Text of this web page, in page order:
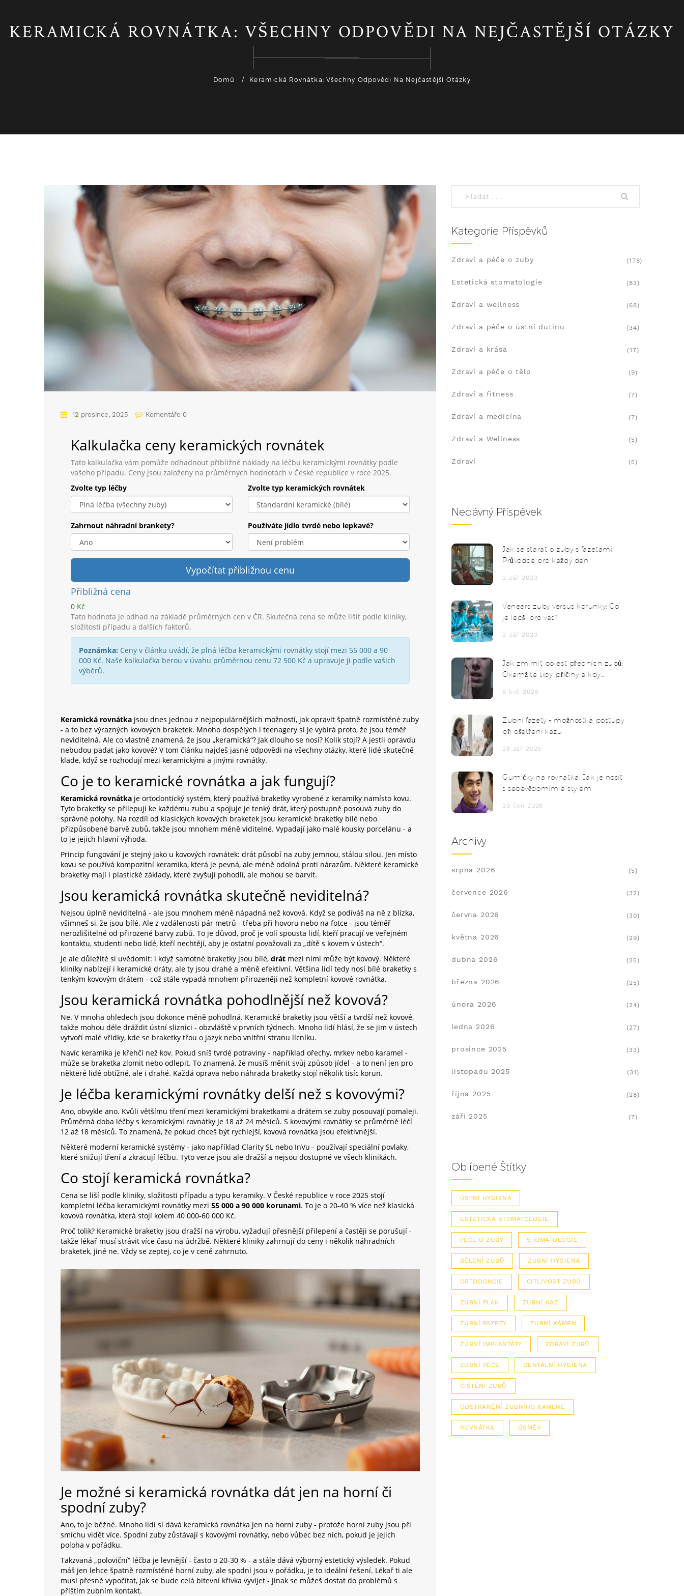
KERAMICKÁ ROVNÁTKA: VŠECHNY ODPOVĚDI NA NEJČASTĚJŠÍ OTÁZKY
Domů Keramická Rovnátka: Všechny Odpovědi Na Nejčastější Otázky
Estetická stomatologie
12 prosince, 2025 Komentáře 0
Kalkulačka ceny keramických rovnátek
Tato kalkulačka vám pomůže odhadnout přibližné náklady na léčbu keramickými rovnátky podle
vašeho případu. Ceny jsou založeny na průměrných hodnotách v České republice v roce 2025.
Zvolte typ léčby
Zvolte typ keramických rovnátek
Zahrnout náhradní brankety? Používáte jídlo tvrdé nebo lepkavé?
Vypočítat přibližnou cenu
Přibližná cena
0 Kč
Tato hodnota je odhad na základě průměrných cen v ČR. Skutečná cena se může lišit podle kliniky,
složitosti případu a dalších faktorů.
Poznámka: Ceny v článku uvádí, že plná léčba keramickými rovnátky stojí mezi 55 000 a 90
000 Kč. Naše kalkulačka berou v úvahu průměrnou cenu 72 500 Kč a upravuje ji podle vašich
výběrů.
Keramická rovnátka jsou dnes jednou z nejpopulárnějších možností, jak opravit špatně rozmístěné zuby
- a to bez výrazných kovových braketek. Mnoho dospělých i teenagery si je vybírá proto, že jsou téměř
neviditelná. Ale co vlastně znamená, že jsou „keramická“? Jak dlouho se nosí? Kolik stojí? A jestli opravdu
nebudou padat jako kovové? V tom článku najdeš jasné odpovědi na všechny otázky, které lidé skutečně
klade, když se rozhodují mezi keramickými a jinými rovnátky.
Co je to keramické rovnátka a jak fungují?
Keramická rovnátka je ortodontický systém, který používá braketky vyrobené z keramiky namísto kovu.
Tyto braketky se přilepují ke každému zubu a spojuje je tenký drát, který postupně posouvá zuby do
správné polohy. Na rozdíl od klasických kovových braketek jsou keramické braketky bílé nebo
přizpůsobené barvě zubů, takže jsou mnohem méně viditelné. Vypadají jako malé kousky porcelánu - a
to je jejich hlavní výhoda.
Princip fungování je stejný jako u kovových rovnátek: drát působí na zuby jemnou, stálou silou. Jen místo
kovu se používá kompozitní keramika, která je pevná, ale méně odolná proti nárazům. Některé keramické
braketky mají i plastické základy, které zvyšují pohodlí, ale mohou se barvit.
Jsou keramická rovnátka skutečně neviditelná?
Nejsou úplně neviditelná - ale jsou mnohem méně nápadná než kovová. Když se podíváš na ně z blízka,
všimneš si, že jsou bílé. Ale z vzdálenosti pár metrů - třeba při hovoru nebo na fotce - jsou téměř
nerozlišitelné od přirozené barvy zubů. To je důvod, proč je volí spousta lidí, kteří pracují ve veřejném
kontaktu, studenti nebo lidé, kteří nechtějí, aby je ostatní považovali za „dítě s kovem v ústech“.
Je ale důležité si uvědomit: i když samotné braketky jsou bílé, drát mezi nimi může být kovový. Některé
kliniky nabízejí i keramické dráty, ale ty jsou drahé a méně efektivní. Většina lidí tedy nosí bílé braketky s
tenkým kovovým drátem - což stále vypadá mnohem přirozeněji než kompletní kovové rovnátka.
Jsou keramická rovnátka pohodlnější než kovová?
Ne. V mnoha ohledech jsou dokonce méně pohodlná. Keramické braketky jsou větší a tvrdší než kovové,
takže mohou déle dráždit ústní sliznici - obzvláště v prvních týdnech. Mnoho lidí hlásí, že se jim v ústech
vytvoří malé vřídky, kde se braketky třou o jazyk nebo vnitřní stranu lícníku.
Navíc keramika je křehčí než kov. Pokud sníš tvrdé potraviny - například ořechy, mrkev nebo karamel -
může se braketka zlomit nebo odlepit. To znamená, že musíš měnit svůj způsob jídel - a to není jen pro
některé lidé obtížné, ale i drahé. Každá oprava nebo náhrada braketky stojí několik tisíc korun.
Je léčba keramickými rovnátky delší než s kovovými?
Ano, obvykle ano. Kvůli většímu tření mezi keramickými braketkami a drátem se zuby posouvají pomaleji.
Průměrná doba léčby s keramickými rovnátky je 18 až 24 měsíců. S kovovými rovnátky se průměrně léčí
12 až 18 měsíců. To znamená, že pokud chceš být rychlejší, kovová rovnátka jsou efektivnější.
Některé moderní keramické systémy - jako například Clarity SL nebo InVu - používají speciální povlaky,
které snižují tření a zkracují léčbu. Tyto verze jsou ale dražší a nejsou dostupné ve všech klinikách.
Co stojí keramická rovnátka?
Cena se liší podle kliniky, složitosti případu a typu keramiky. V České republice v roce 2025 stojí
kompletní léčba keramickými rovnátky mezi 55 000 a 90 000 korunami. To je o 20-40 % více než klasická
kovová rovnátka, která stojí kolem 40 000-60 000 Kč.
Proč tolik? Keramické braketky jsou dražší na výrobu, vyžadují přesnější přilepení a častěji se porušují -
takže lékař musí strávit více času na údržbě. Některé kliniky zahrnují do ceny i několik náhradních
braketek, jiné ne. Vždy se zeptej, co je v ceně zahrnuto.
Je možné si keramická rovnátka dát jen na horní či
spodní zuby?
Ano, to je běžné. Mnoho lidí si dává keramická rovnátka jen na horní zuby - protože horní zuby jsou při
smíchu vidět více. Spodní zuby zůstávají s kovovými rovnátky, nebo vůbec bez nich, pokud je jejich
poloha v pořádku.
Takzvaná „poloviční“ léčba je levnější - často o 20-30 % - a stále dává výborný estetický výsledek. Pokud
máš jen lehce špatně rozmístěné horní zuby, ale spodní jsou v pořádku, je to ideální řešení. Lékař ti ale
musí přesně vypočítat, jak se bude celá bitevní křivka vyvíjet - jinak se můžeš dostat do problémů s
příštím zubním kontakt.
Kategorie Příspěvků
Zdraví a péče o zuby (178)
Estetická stomatologie (83)
Zdraví a wellness (68)
Zdraví a péče o ústní dutinu (34)
Zdraví a krása (17)
Zdraví a péče o tělo (9)
Zdraví a fitness (7)
Zdraví a medicína (7)
Zdraví a Wellness (5)
Zdraví (5)
Nedávný Příspěvek
Jak se starat o zuby s fazetami:
Průvodce pro každý den
2 zář 2023
Veneers zuby versus korunky: Co
je lepší pro vás?
2 zář 2023
Jak zmírnit bolest předních zubů:
Okamžité tipy, příčiny a kdy
6 kvě 2026
Zubní fazety - možnosti a postupy
při ošetření kazu
28 zář 2025
Gumičky na rovnátka: Jak je nosit
s sebevědomím a stylem
20 čen 2026
Archivy
srpna 2026 (5)
července 2026 (32)
června 2026 (30)
května 2026 (29)
dubna 2026 (25)
března 2026 (25)
února 2026 (24)
ledna 2026 (27)
prosince 2025 (33)
listopadu 2025 (31)
října 2025 (28)
září 2025 (7)
Oblíbené Štítky
ÚSTNÍ HYGIENA
ESTETICKÁ STOMATOLOGIE
PÉČE O ZUBY STOMATOLOGIE
BĚLENÍ ZUBŮ ZUBNÍ HYGIENA
ORTODONCIE CITLIVOST ZUBŮ
ZUBNÍ PLAK ZUBNÍ KAZ
ZUBNÍ FAZETY ZUBNÍ KÁMEN
ZUBNÍ IMPLANTÁTY ZDRAVÍ ZUBŮ
ZUBNÍ PÉČE DENTÁLNÍ HYGIENA
ČIŠTĚNÍ ZUBŮ
ODSTRANĚNÍ ZUBNÍHO KAMENE
ROVNÁTKA ÚSMĚV